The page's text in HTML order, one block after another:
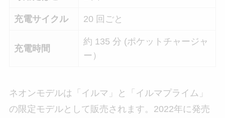
充電サイクル 20 回ごと
充電時間
約 135 分 (ポケットチャージャ
ー）
ネオンモデルは「イルマ」と「イルマプライム」
の限定モデルとして販売されます。2022年に発売